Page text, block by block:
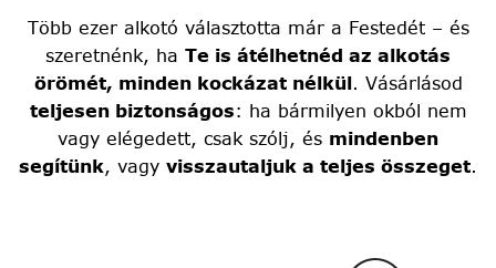
Több ezer alkotó választotta már a Festedét – és
szeretnénk, ha Te is átélhetnéd az alkotás
örömét, minden kockázat nélkül. Vásárlásod
teljesen biztonságos: ha bármilyen okból nem
vagy elégedett, csak szólj, és mindenben
segítünk, vagy visszautaljuk a teljes összeget.